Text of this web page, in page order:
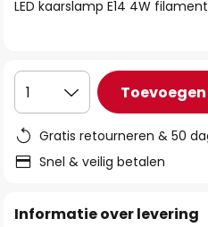
gallerij
LED kaarslamp E14 4W
1
Gratis retourneren & 50
Snel & veilig betalen
Informatie over levering